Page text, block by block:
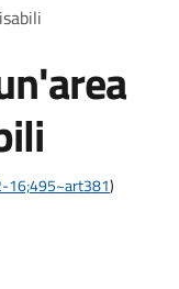
16;495~art381)